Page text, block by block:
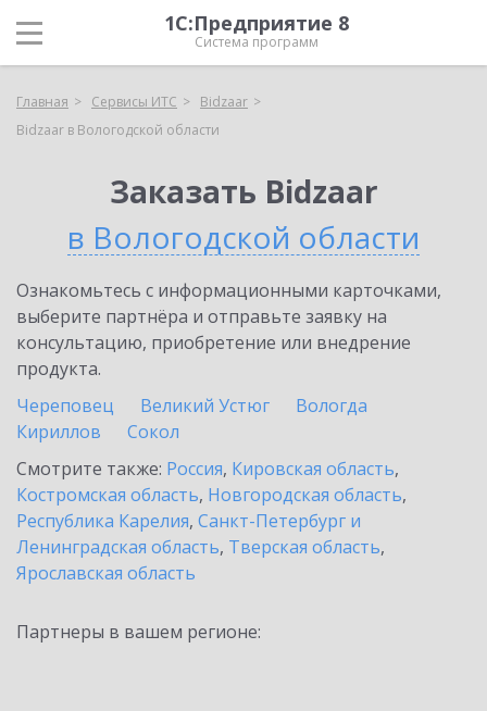
1С:Предприятие 8
Система программ
Главная Сервисы ИТС
Bidzaar
Bidzaar в Вологодской области
Заказать Bidzaar
в Вологодской области
Ознакомьтесь с информационными карточками,
выберите партнёра и отправьте заявку на
консультацию, приобретение или внедрение
продукта.
Череповец
Великий Устюг
Вологда
Кириллов
Сокол
Смотрите также: Россия, Кировская область,
Костромская область, Новгородская область,
Республика Карелия, Санкт-Петербург и
Ленинградская область, Тверская область,
Ярославская область
Партнеры в вашем регионе: